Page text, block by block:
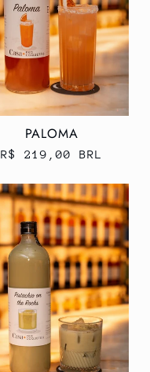
PALOMA
Preço
R$ 219,00 BRL